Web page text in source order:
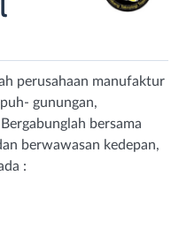
perusahaan manufaktur
gunungan,
bersama
berwawasan kedepan,
: